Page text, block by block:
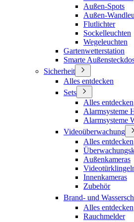
Außen-Spots
Außen-
Flutlichter
Sockelleuchten
Wegeleuchten
Gartenwetterstation
Smarte
Sicherheit
Alles entdecken
Sets
Alles entdecken
Alarmsysteme
Alarmsysteme
Videoüberwachung
Alles entdecken
Außenkameras
Innenkameras
Zubehör
Brand- und
Alles entdecken
Rauchmelder